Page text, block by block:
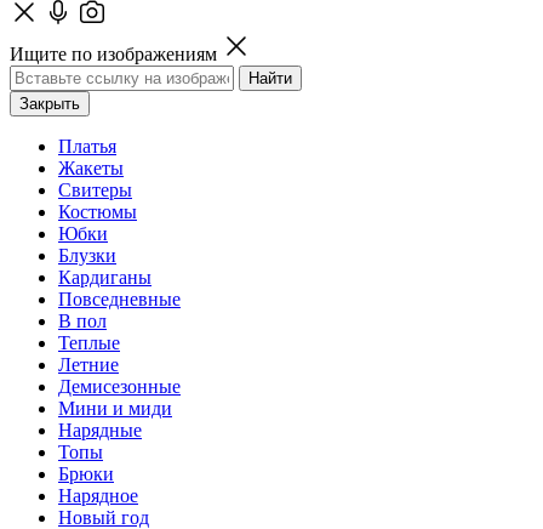
Ищите по изображениям
Закрыть
Платья
Жакеты
Свитеры
Костюмы
Юбки
Блузки
Кардиганы
Повседневные
В пол
Теплые
Летние
Демисезонные
Мини и миди
Нарядные
Топы
Брюки
Нарядное
Новый год